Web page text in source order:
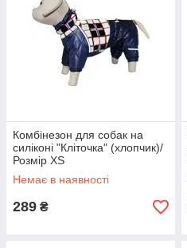
Комбінезон для собак на
силіконі "Кліточка" (хлопчик)/
Розмір XS
Немає в наявності
289 ₴